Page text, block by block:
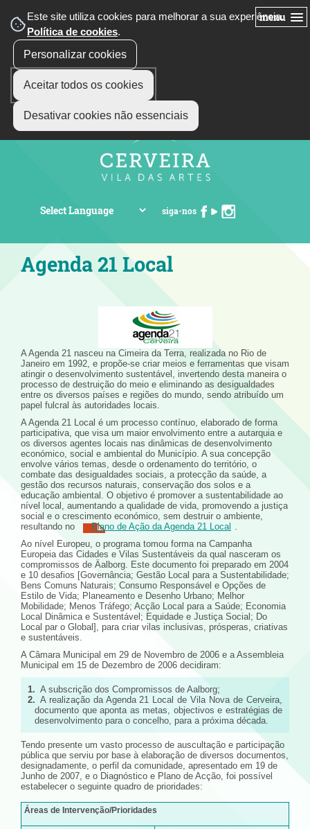
Este site utiliza cookies para melhorar a sua experiência.
Política de cookies.
Personalizar cookies
Aceitar todos os cookies
Desativar cookies não essenciais
menu
siga-nos
Agenda 21 Local
A Agenda 21 nasceu na Cimeira da Terra, realizada no Rio de
Janeiro em 1992, e propõe-se criar meios e ferramentas que visam
atingir o desenvolvimento sustentável, invertendo desta maneira o
processo de destruição do meio e eliminando as desigualdades
entre os diversos países e regiões do mundo, sendo atribuído um
papel fulcral às autoridades locais.
A Agenda 21 Local é um processo contínuo, elaborado de forma
participativa, que visa um maior envolvimento entre a autarquia e
os diversos agentes locais nas dinâmicas de desenvolvimento
económico, social e ambiental do Município. A sua concepção
envolve vários temas, desde o ordenamento do território, o
combate das desigualdades sociais, a protecção da saúde, a
gestão dos recursos naturais, conservação dos solos e a
educação ambiental. O objetivo é promover a sustentabilidade ao
nível local, aumentando a qualidade de vida, promovendo a justiça
social e o crescimento económico, sem destruir o ambiente,
resultando no
Plano de Ação da Agenda 21 Local .
Ao nível Europeu, o programa tomou forma na Campanha
Europeia das Cidades e Vilas Sustentáveis da qual nasceram os
compromissos de Äalborg. Este documento foi preparado em 2004
e 10 desafios [Governância; Gestão Local para a Sustentabilidade;
Bens Comuns Naturais; Consumo Responsável e Opções de
Estilo de Vida; Planeamento e Desenho Urbano; Melhor
Mobilidade; Menos Tráfego; Acção Local para a Saúde; Economia
Local Dinâmica e Sustentável; Equidade e Justiça Social; Do
Local par o Global], para criar vilas inclusivas, prósperas, criativas
e sustentáveis.
A Câmara Municipal em 29 de Novembro de 2006 e a Assembleia
Municipal em 15 de Dezembro de 2006 decidiram:
A subscrição dos Compromissos de Aalborg;
A realização da Agenda 21 Local de Vila Nova de Cerveira,
documento que aponta as metas, objectivos e estratégias de
desenvolvimento para o concelho, para a próxima década.
Tendo presente um vasto processo de auscultação e participação
pública que serviu por base à elaboração de diversos documentos,
designadamente, o perfil da comunidade, apresentado em 19 de
Junho de 2007, e o Diagnóstico e Plano de Acção, foi possível
estabelecer o seguinte quadro de prioridades:
Áreas de Intervenção/Prioridades